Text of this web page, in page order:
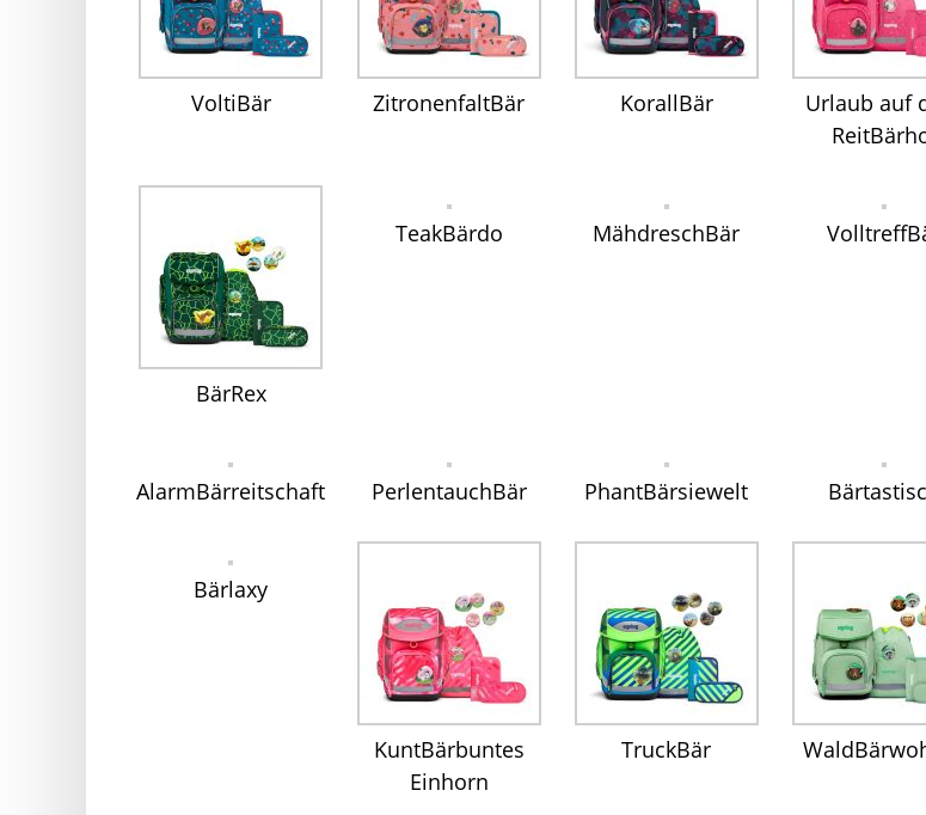
VoltiBär ZitronenfaltBär KorallBär
Urlaub auf
BärRex
TeakBärdo MähdreschBär
AlarmBärreitschaft PerlentauchBär PhantBärsiewelt
Bärlaxy
KuntBärbuntes
Einhorn
TruckBär